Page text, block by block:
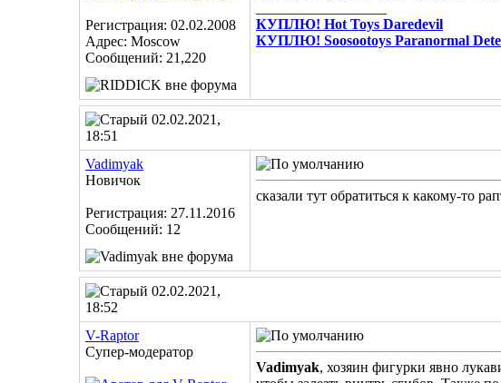
Регистрация: 02.02.2008
Адрес: Moscow
Сообщений: 21,220
КУПЛЮ! Hot Toys Daredevil
КУПЛЮ! Soosootoys Paranormal
02.02.2021,
18:51
Vadimyak
Новичок
Регистрация: 27.11.2016
Сообщений: 12
сказали тут обратиться к какому-то
02.02.2021,
18:52
V-Raptor
Супер-модератор
Vadimyak, хозяин фигурки явно